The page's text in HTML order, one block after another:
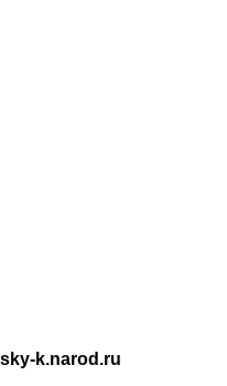
k.narod.ru